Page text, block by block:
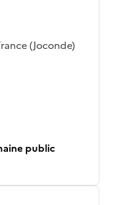
(Joconde)
public